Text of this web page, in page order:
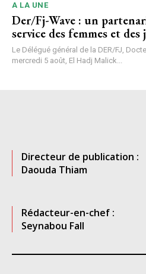
A LA UNE
Der/Fj-Wave : un
service des femmes et des
Le Délégué général de la DER/FJ,
mercredi 5 août, El Hadj Malick...
Directeur de publication :
Daouda Thiam
Rédacteur-en-chef :
Seynabou Fall